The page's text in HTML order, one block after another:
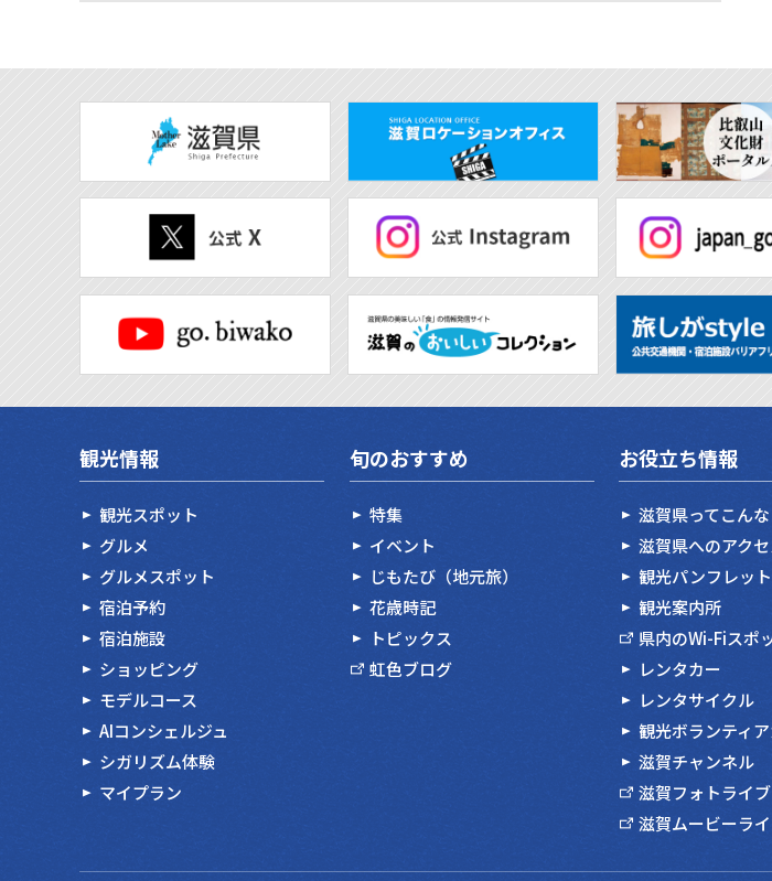
太田家が酒造りを始めたのは廃藩後のこと。当時所領
観光情報
観光スポット
グルメ
グルメスポット
宿泊予約
宿泊施設
ショッピング
モデルコース
AIコンシェルジュ
シガリズム体験
マイプラン
旬のおすすめ
特集
イベント
じもたび（地元旅）
花歳時記
トピックス
虹色ブログ
お役立ち情報
滋賀県ってこんな
滋賀県へのアク
観光パンフレット
観光案内所
県内のWi-Fiスポ
レンタカー
レンタサイクル
観光ボランティ
滋賀チャンネル
滋賀フォトライ
滋賀ムービーラ